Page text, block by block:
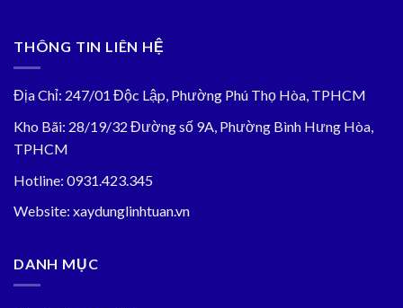
THÔNG TIN LIÊN HỆ
Địa Chỉ: 247/01 Độc Lập, Phường Phú Thọ Hòa, TPHCM
Kho Bãi: 28/19/32 Đường số 9A, Phường Bình Hưng Hòa,
TPHCM
Hotline: 0931.423.345
Website: xaydunglinhtuan.vn
DANH MỤC